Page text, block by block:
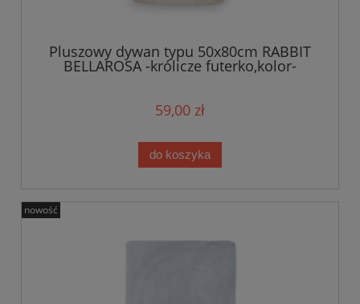
Pluszowy dywan typu 50x80cm RABBIT
BELLAROSA -królicze futerko,kolor-
59,00 zł
do koszyka
nowość